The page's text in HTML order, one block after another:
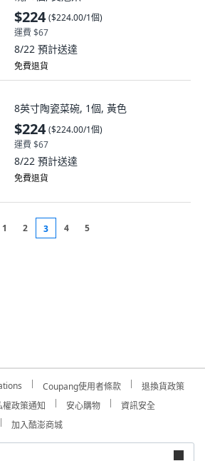
$224 ($224.00/1個)
運費 $67
8/22 預計送達
免費退貨
8英寸陶瓷菜碗, 1個, 黃色
$224 ($224.00/1個)
運費 $67
8/22 預計送達
免費退貨
1 2 3 4 5
Coupang使用者條款
退換貨政策
政策通知 安心購物
資訊安全
加入酷澎商城